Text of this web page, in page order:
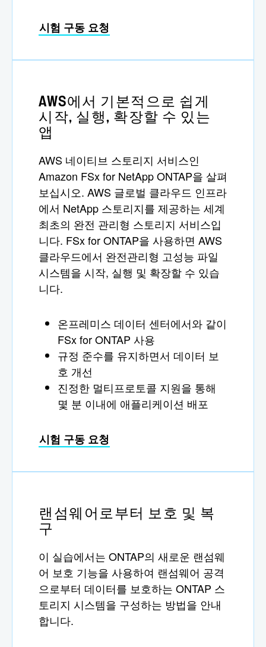
시험 구동 요청
AWS에서 기본적으로 쉽게
시작, 실행, 확장할 수 있는
앱
AWS 네이티브 스토리지 서비스인
Amazon FSx for NetApp ONTAP을 살펴
보십시오. AWS 글로벌 클라우드 인프라
에서 NetApp 스토리지를 제공하는 세계
최초의 완전 관리형 스토리지 서비스입
니다. FSx for ONTAP을 사용하면 AWS
클라우드에서 완전관리형 고성능 파일
시스템을 시작, 실행 및 확장할 수 있습
니다.
온프레미스 데이터 센터에서와 같이
FSx for ONTAP 사용
규정 준수를 유지하면서 데이터 보
호 개선
진정한 멀티프로토콜 지원을 통해
몇 분 이내에 애플리케이션 배포
시험 구동 요청
랜섬웨어로부터 보호 및 복
구
이 실습에서는 ONTAP의 새로운 랜섬웨
어 보호 기능을 사용하여 랜섬웨어 공격
으로부터 데이터를 보호하는 ONTAP 스
토리지 시스템을 구성하는 방법을 안내
합니다.